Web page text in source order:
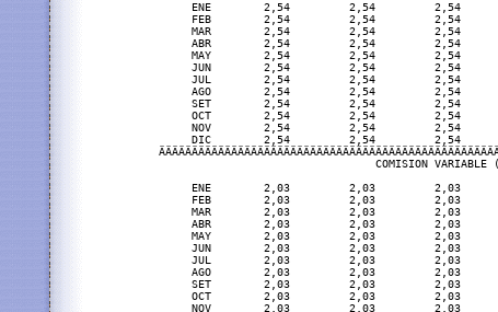
ENE        2,54         2,54         2,54
FEB        2,54         2,54         2,54
MAR        2,54         2,54         2,54
ABR        2,54         2,54         2,54
MAY        2,54         2,54         2,54
JUN        2,54         2,54         2,54
JUL        2,54         2,54         2,54
AGO        2,54         2,54         2,54
SET        2,54         2,54         2,54
OCT        2,54         2,54         2,54
NOV        2,54         2,54         2,54
DIC        2,54         2,54         2,54
COMISION VARIABLE
ENE        2,03         2,03         2,03
FEB        2,03         2,03         2,03
MAR        2,03         2,03         2,03
ABR        2,03         2,03         2,03
MAY        2,03         2,03         2,03
JUN        2,03         2,03         2,03
JUL        2,03         2,03         2,03
AGO        2,03         2,03         2,03
SET        2,03         2,03         2,03
OCT        2,03         2,03         2,03
NOV        2,03         2,03         2,03